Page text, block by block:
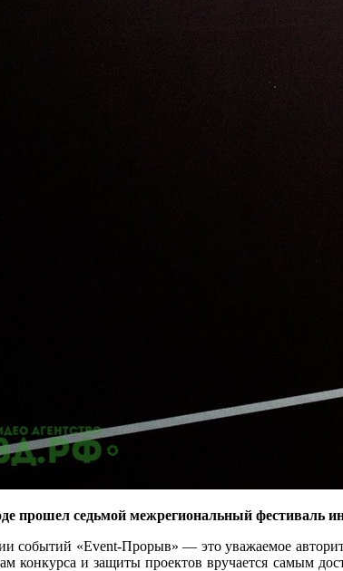
прошел седьмой межрегиональный
событий «Event-Прорыв» — это уважаемое
конкурса и защиты проектов вручается самым